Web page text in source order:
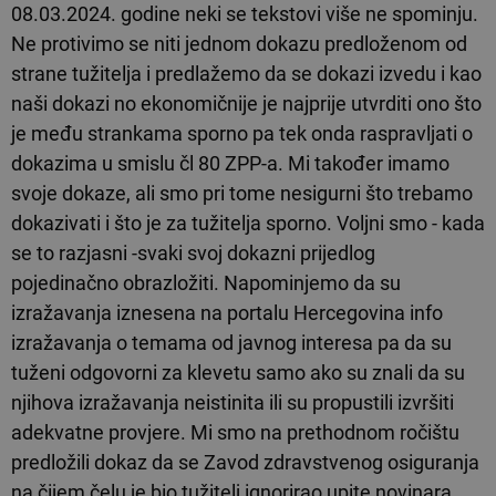
08.03.2024. godine neki se tekstovi više ne spominju.
Ne protivimo se niti jednom dokazu predloženom od
strane tužitelja i predlažemo da se dokazi izvedu i kao
naši dokazi no ekonomičnije je najprije utvrditi ono što
je među strankama sporno pa tek onda raspravljati o
dokazima u smislu čl 80 ZPP-a. Mi također imamo
svoje dokaze, ali smo pri tome nesigurni što trebamo
dokazivati i što je za tužitelja sporno. Voljni smo - kada
se to razjasni -svaki svoj dokazni prijedlog
pojedinačno obrazložiti. Napominjemo da su
izražavanja iznesena na portalu Hercegovina info
izražavanja o temama od javnog interesa pa da su
tuženi odgovorni za klevetu samo ako su znali da su
njihova izražavanja neistinita ili su propustili izvršiti
adekvatne provjere. Mi smo na prethodnom ročištu
predložili dokaz da se Zavod zdravstvenog osiguranja